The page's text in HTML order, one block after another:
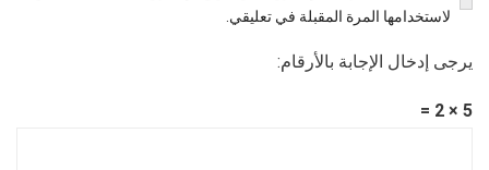
لاستخدامها المرة المقبلة في تعليقي.
يرجى إدخال الإجابة بالأرقام:
5 × 2 =